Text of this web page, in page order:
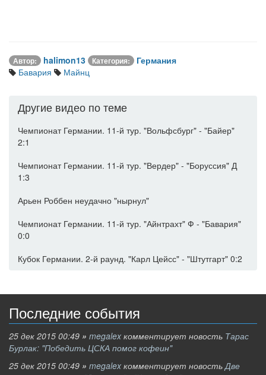
Автор: halimon13 Категория:
Германия
Бавария
Майнц
Другие видео по теме
Чемпионат Германии. 11-й тур. "Вольфсбург" - "Байер"
2:1
Чемпионат Германии. 11-й тур. "Вердер" - "Боруссия" Д
1:3
Арьен Роббен неудачно "нырнул"
Чемпионат Германии. 11-й тур. "Айнтрахт" Ф - "Бавария"
0:0
Кубок Германии. 2-й раунд. "Карл Цейсс" - "Штутгарт" 0:2
Последние события
25 дек 2015 00:49 » megalex комментирует новость Тарас
Бурлак: "Победить ЦСКА помог кофеин"
25 дек 2015 00:49 » megalex комментирует новостьДве